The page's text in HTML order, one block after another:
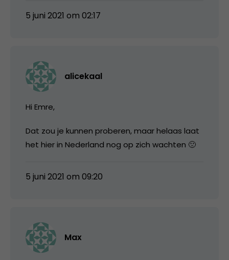
5 juni 2021 om 02:17
alicekaal
Hi Emre,
Dat zou je kunnen proberen, maar helaas laat
het hier in Nederland nog op zich wachten 🙁
5 juni 2021 om 09:20
Max